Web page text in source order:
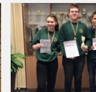
Dominykos
sveikinimas